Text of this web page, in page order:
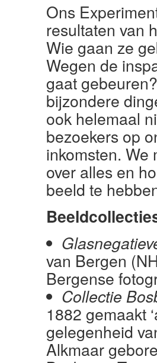
Ons
resultaten van
Wie gaan ze
Wegen de
gaat
bijzondere
ook helemaal
bezoekers op
inkomsten. We
over alles en
beeld te
van Bergen
Bergense
Collectie
1882 gemaakt
gelegenheid
Alkmaar